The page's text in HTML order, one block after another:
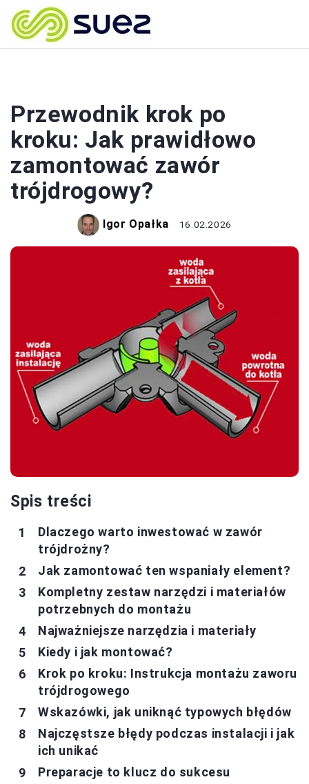
Przewodnik krok po
kroku: Jak prawidłowo
zamontować zawór
trójdrogowy?
Igor Opałka 16.02.2026
Spis treści
Dlaczego warto inwestować w zawór
trójdrożny?
Jak zamontować ten wspaniały element?
Kompletny zestaw narzędzi i materiałów
potrzebnych do montażu
Najważniejsze narzędzia i materiały
Kiedy i jak montować?
Krok po kroku: Instrukcja montażu zaworu
trójdrogowego
Wskazówki, jak uniknąć typowych błędów
Najczęstsze błędy podczas instalacji i jak
ich unikać
Preparacje to klucz do sukcesu